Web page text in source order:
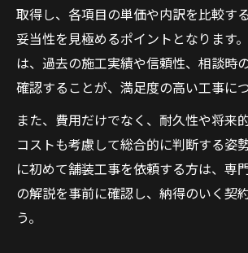
取得し、各項目の単価や内訳を比較す
妥当性を見極めるポイントとなります
は、過去の施工実績や信頼性、相談時
確認することが、満足度の高い工事に
また、費用だけでなく、耐久性や将来
コストも考慮して総合的に判断する姿
に初めて舗装工事を依頼する方は、専
の解説を事前に確認し、納得のいく契
う。